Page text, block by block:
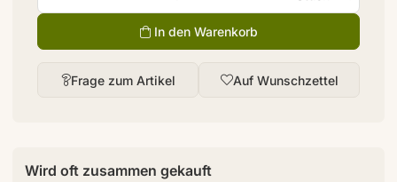
Frage zum Artikel Auf Wunschzettel
In den Warenkorb
Wird oft zusammen gekauft